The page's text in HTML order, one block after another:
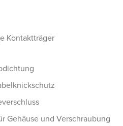
Kontaktträger
Gehäuse und Verschraubung